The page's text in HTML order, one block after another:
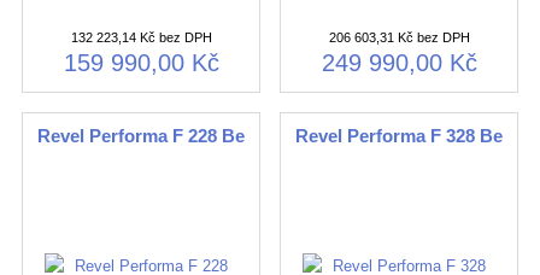
132 223,14 Kč bez DPH
159 990,00 Kč
206 603,31 Kč bez DPH
249 990,00 Kč
Revel Performa F 228 Be Revel Performa F 328 Be